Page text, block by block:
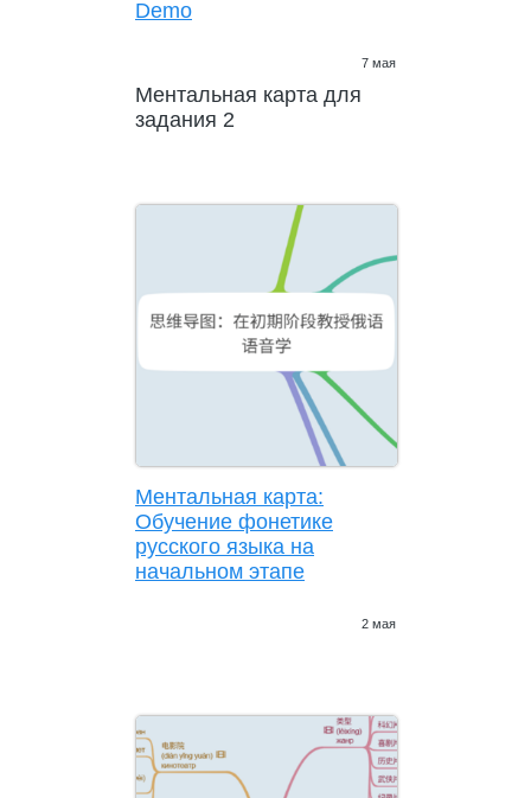
Demo
7 мая
Ментальная карта для
задания 2
Ментальная карта:
Обучение фонетике
русского языка на
начальном этапе
2 мая